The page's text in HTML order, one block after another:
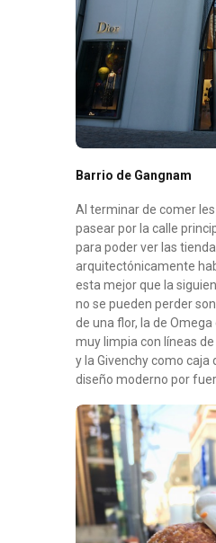
Barrio de Gangnam
Al terminar de comer
pasear por la calle
para poder ver las
arquitectónicamente
esta mejor que la
no se pueden perder
de una flor, la de
muy limpia con líneas
y la Givenchy como caja
diseño moderno por